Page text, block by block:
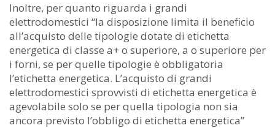
Inoltre, per quanto riguarda i grandi
elettrodomestici “la disposizione limita il beneficio
all’acquisto delle tipologie dotate di etichetta
energetica di classe a+ o superiore, a o superiore per
i forni, se per quelle tipologie è obbligatoria
l’etichetta energetica. L’acquisto di grandi
elettrodomestici sprovvisti di etichetta energetica è
agevolabile solo se per quella tipologia non sia
ancora previsto l’obbligo di etichetta energetica”